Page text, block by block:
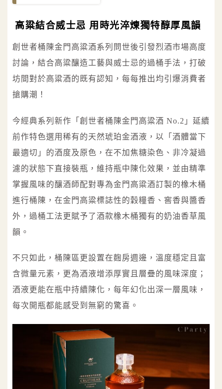
高粱結合威士忌 用時光淬煉獨特醇厚風韻
創世者桶陳金門高粱酒系列問世後引發烈酒市場高度
討論，結合高粱釀造工藝與威士忌的過桶手法，打破
坊間對於高粱酒的既有認知，每每推出均引爆消費者
搶購潮！
今經典系列新作「創世者桶陳金門高粱酒 No.2」延續
前作特色選用稀有的天然琥珀金酒液，以「酒體當下
最適切」的酒度及原色，在不加焦糖染色、非冷凝過
濾的狀態下直接裝瓶，維持瓶中陳化效果，並由精準
掌握風味的釀酒師配對專為金門高粱酒訂製的橡木桶
進行桶陳，在金門高粱標誌性的穀糧香、窖香與醬香
外，過桶工法更賦予了酒款橡木桶獨有的奶油香草風
韻。
不只如此，桶陳區更設置在麴房週邊，溫度穩定且富
含微量元素，更為酒液增添厚實且層疊的風味深度；
酒液更能在瓶中持續陳化，每年幻化出深一層風味，
每次開瓶都能感受到無窮的驚喜。